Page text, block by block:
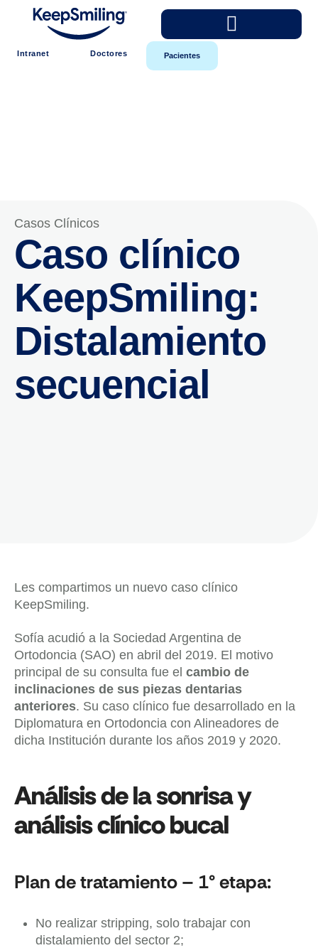
Intranet Doctores Pacientes
Casos Clínicos
Caso clínico
KeepSmiling:
Distalamiento
secuencial
Les compartimos un nuevo caso clínico
KeepSmiling.
Sofía acudió a la Sociedad Argentina de
Ortodoncia (SAO) en abril del 2019. El motivo
principal de su consulta fue el cambio de
inclinaciones de sus piezas dentarias
anteriores. Su caso clínico fue desarrollado en la
Diplomatura en Ortodoncia con Alineadores de
dicha Institución durante los años 2019 y 2020.
Análisis de la sonrisa y
análisis clínico bucal
Plan de tratamiento – 1° etapa:
No realizar stripping, solo trabajar con
distalamiento del sector 2;